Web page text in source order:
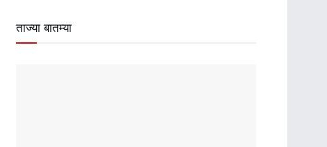
ताज्या बातम्या